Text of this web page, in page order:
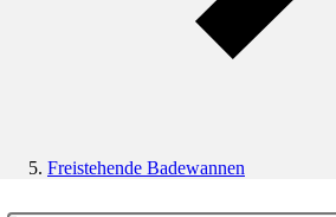
Freistehende Badewannen